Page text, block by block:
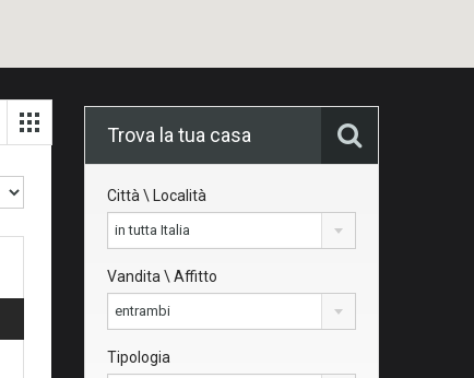
Trova la tua casa
Città \ Località
in tutta Italia
Vandita \ Affitto
entrambi
Tipologia